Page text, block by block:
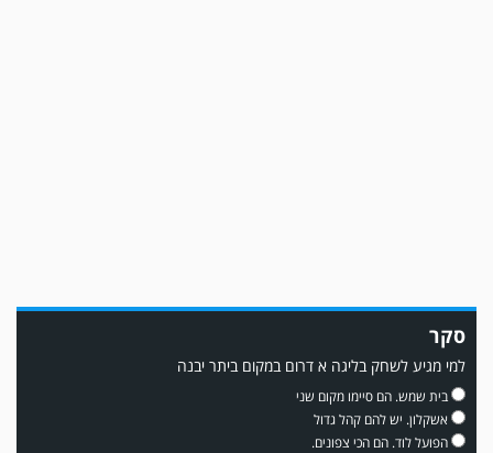
משחק אימון: שדרות גברה על מ.ס. דימונה 1-4.
סקר
למי מגיע לשחק בליגה א דרום במקום ביתר יבנה
בית שמש. הם סיימו מקום שני
אשקלון. יש להם קהל גדול
הפועל לוד. הם הכי צפונים.